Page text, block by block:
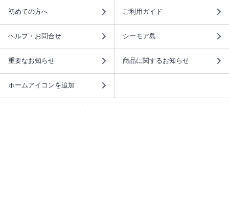
初めての方へ ご利用ガイド
ヘルプ・お問合せ シーモア島
重要なお知らせ 商品に関するお知らせ
ホームアイコンを追加